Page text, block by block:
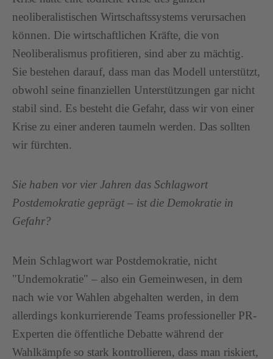
neoliberalistischen Wirtschaftssystems verursachen
können. Die wirtschaftlichen Kräfte, die von
Neoliberalismus profitieren, sind aber zu mächtig.
Sie bestehen darauf, dass man das Modell unterstützt,
obwohl seine finanziellen Unterstützungen gar nicht
stabil sind. Es besteht die Gefahr, dass wir von einer
Krise zu einer anderen taumeln werden. Das sollten
wir fürchten.
Sie haben vor vier Jahren das Schlagwort
Postdemokratie geprägt – ist die Demokratie in
Gefahr?
Mein Schlagwort war Postdemokratie, nicht
"Undemokratie" – also ein Gemeinwesen, in dem
nach wie vor Wahlen abgehalten werden, in dem
allerdings konkurrierende Teams professioneller PR-
Experten die öffentliche Debatte während der
Wahlkämpfe so stark kontrollieren, dass man riskiert,